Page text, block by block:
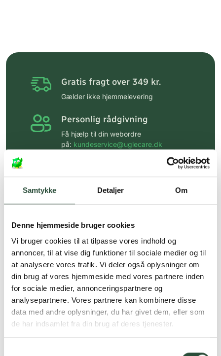
Samtykke Detaljer Om
Denne hjemmeside bruger cookies
Vi bruger cookies til at tilpasse vores indhold og
annoncer, til at vise dig funktioner til sociale medier og til
at analysere vores trafik. Vi deler også oplysninger om
din brug af vores hjemmeside med vores partnere inden
for sociale medier, annonceringspartnere og
analysepartnere. Vores partnere kan kombinere disse
data med andre oplysninger, du har givet dem, eller som
de har indsamlet fra din brug af deres tjenester.
Gratis fragt over 349 kr.
Gælder ikke hjemmelevering
Personlig rådgivning
Få hjælp til din webordre
på: kundeservice@uglecare.dk
Hurtig levering (30 min. i Kbh)
Faste lave priser*
Stort udvalg af kendte
produkter
Vi tilbyder et stort udvalg af kendte
cremer, vitaminer og andre spændende
produkter – altid til fast lav pris.
Læs mere om Uglecare.dk her